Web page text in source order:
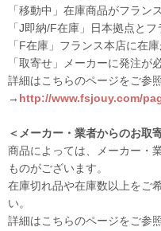
「移動中」在庫商品がフラン
「J即納/F在庫」日本拠点と
「F在庫」フランス本店に在
「取寄せ」メーカーに発注が
詳細はこちらのページをご参
→ http://www.fsjouy.com/
＜メーカー・業者からのお取
商品によっては、メーカー・
ものがございます。
在庫切れ品や在庫数以上をご
い。
詳細はこちらのページをご参